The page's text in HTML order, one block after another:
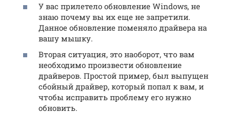
У вас прилетело обновление Windows, не
знаю почему вы их еще не запретили.
Данное обновление поменяло драйвера на
вашу мышку.
Вторая ситуация, это наоборот, что вам
необходимо произвести обновление
драйверов. Простой пример, был выпущен
сбойный драйвер, который попал к вам, и
чтобы исправить проблему его нужно
обновить.